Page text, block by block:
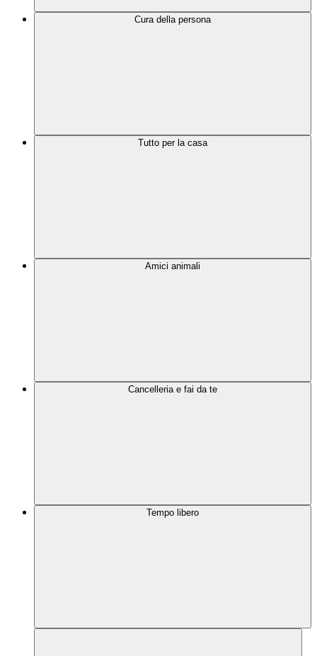
Cura della persona
Tutto per la casa
Amici animali
Cancelleria e fai da te
Tempo libero